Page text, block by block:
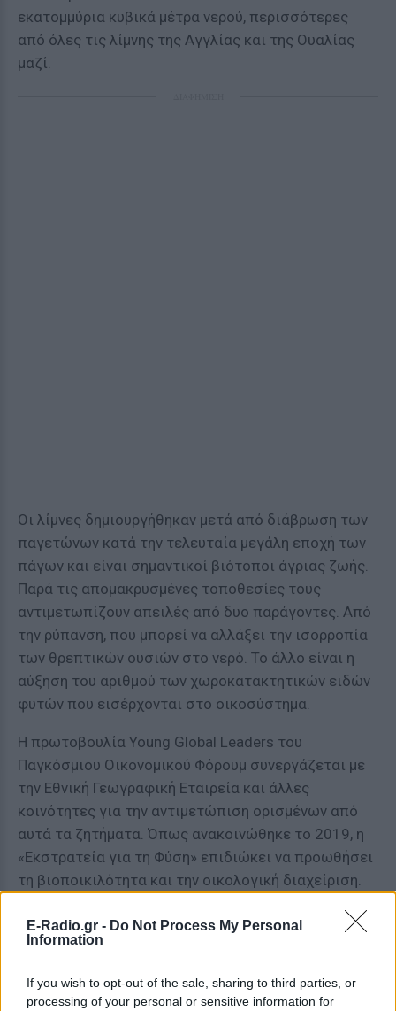
E-Radio.gr - Do Not Process My Personal
Information
If you wish to opt-out of the sale, sharing to third parties, or
processing of your personal or sensitive information for
εκατομμύρια κυβικά μέτρα νερού, περισσότερες
από όλες τις λίμνης της Αγγλίας και της Ουαλίας
μαζί.
Οι λίμνες δημιουργήθηκαν μετά από διάβρωση των
παγετώνων κατά την τελευταία μεγάλη εποχή των
πάγων και είναι σημαντικοί βιότοποι άγριας ζωής.
Παρά τις απομακρυσμένες τοποθεσίες τους
αντιμετωπίζουν απειλές από δυο παράγοντες. Από
την ρύπανση, που μπορεί να αλλάξει την ισορροπία
των θρεπτικών ουσιών στο νερό. Το άλλο είναι η
αύξηση του αριθμού των χωροκατακτητικών ειδών
φυτών που εισέρχονται στο οικοσύστημα.
Η πρωτοβουλία Young Global Leaders του
Παγκόσμιου Οικονομικού Φόρουμ συνεργάζεται με
την Εθνική Γεωγραφική Εταιρεία και άλλες
κοινότητες για την αντιμετώπιση ορισμένων από
αυτά τα ζητήματα. Όπως ανακοινώθηκε το 2019, η
«Εκστρατεία για τη Φύση» επιδιώκει να προωθήσει
τη βιοποικιλότητα και την οικολογική διαχείριση.
Ένας από τους στόχους της είναι να προστατέψει
τουλάχιστον το 30% του φυσικού κόσμου μέχρι το
στα σχέδια για το φυσικό περιβάλλον της Σκωτίας.